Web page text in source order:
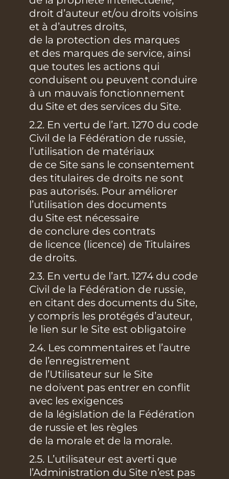
droit d’auteur et/ou droits voisins
et à d’autres droits,
de la protection des marques
et des marques de service, ainsi
que toutes les actions qui
conduisent ou peuvent conduire
à un mauvais fonctionnement
du Site et des services du Site.
2.2. En vertu de l’art. 1270 du code
Civil de la Fédération de russie,
l’utilisation de matériaux
de ce Site sans le consentement
des titulaires de droits ne sont
pas autorisés. Pour améliorer
l’utilisation des documents
du Site est nécessaire
de conclure des contrats
de licence (licence) de Titulaires
de droits.
2.3. En vertu de l’art. 1274 du code
Civil de la Fédération de russie,
en citant des documents du Site,
y compris les protégés d’auteur,
le lien sur le Site est obligatoire
2.4. Les commentaires et l’autre
de l’enregistrement
de l’Utilisateur sur le Site
ne doivent pas entrer en conflit
avec les exigences
de la législation de la Fédération
de russie et les règles
de la morale et de la morale.
2.5. L’utilisateur est averti que
l’Administration du Site n’est pas